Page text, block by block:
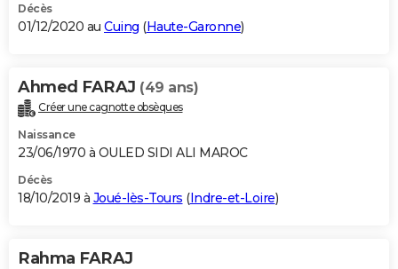
Décès
01/12/2020 au Cuing (Haute-Garonne)
Ahmed FARAJ (49 ans)
Créer une cagnotte obsèques
Naissance
23/06/1970 à OULED SIDI ALI MAROC
Décès
18/10/2019 à Joué-lès-Tours (Indre-et-Loire)
Rahma FARAJ